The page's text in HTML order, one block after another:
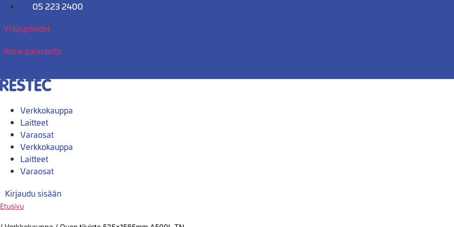
Mene
05 223 2400
Yhteystiedot
Anna palautetta
Verkkokauppa
Laitteet
Varaosat
Verkkokauppa
Laitteet
Varaosat
Kirjaudu sisään
Etusivu